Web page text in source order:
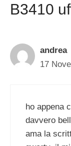
B3410
andrea
17
ho appena
davvero
ama la